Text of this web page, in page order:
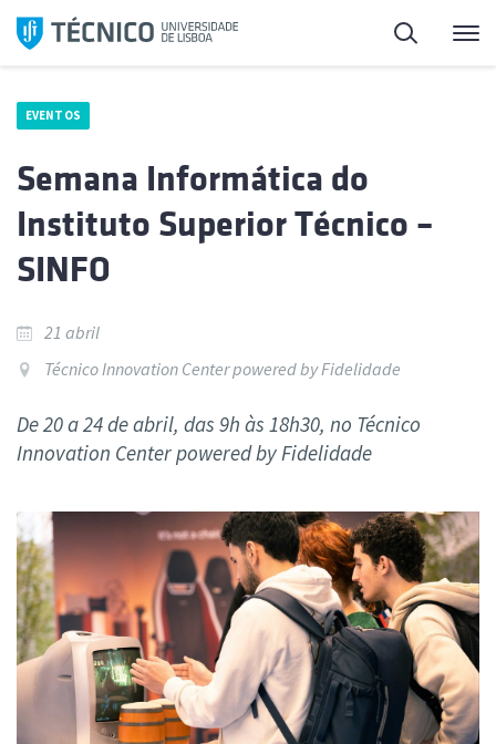
Saltar
para
Pesquisa
EVENTOS
Semana Informática do
Instituto Superior Técnico –
SINFO
21 abril
Técnico Innovation Center powered by Fidelidade
De 20 a 24 de abril, das 9h às 18h30, no Técnico
Innovation Center powered by Fidelidade